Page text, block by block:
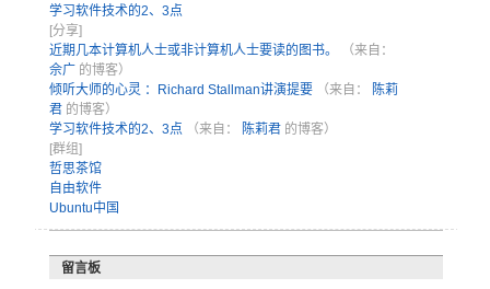
学习软件技术的2、3点
[分享]
近期几本计算机人士或非计算机人士要读的图书。
（来自：
佘广 的博客）
倾听大师的心灵 ：Richard Stallman讲演提要
（来自：
陈莉
君 的博客）
学习软件技术的2、3点
（来自： 陈莉君 的博客）
[群组]
哲思茶馆
自由软件
Ubuntu中国
留言板